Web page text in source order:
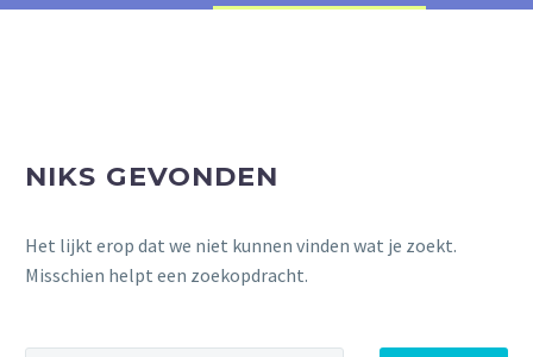
NIKS GEVONDEN
Het lijkt erop dat we niet kunnen vinden wat je zoekt.
Misschien helpt een zoekopdracht.